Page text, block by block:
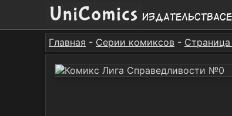
Издательства
Главная - Серии комиксов -